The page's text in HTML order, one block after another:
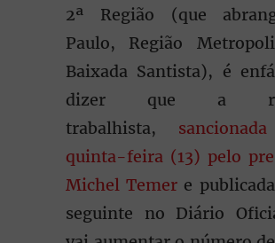
2ª Região (que
Paulo, Região
Baixada Santista), é
dizer que a
trabalhista,
quinta-feira (13) pelo
Michel Temer e
seguinte no Diário